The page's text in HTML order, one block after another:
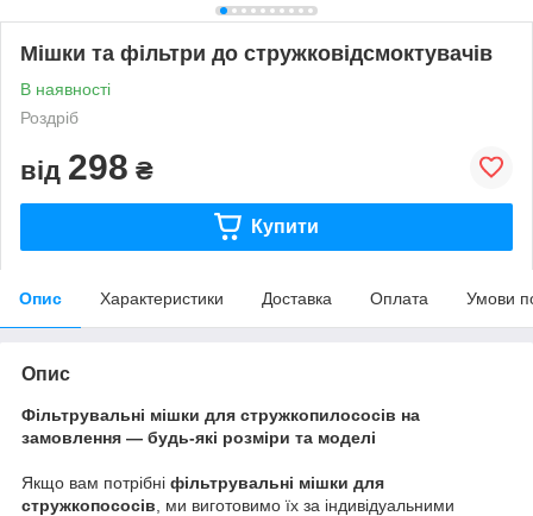
Мішки та фільтри до стружковідсмоктувачів
В наявності
Роздріб
від 298 ₴
Купити
Опис Характеристики Доставка Оплата Умови
Опис
Фільтрувальні мішки для стружкопилососів на
замовлення — будь-які розміри та моделі
Якщо вам потрібні фільтрувальні мішки для
стружкопососів , ми виготовимо їх за індивідуальними